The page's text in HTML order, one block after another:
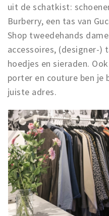
uit de schatkist:
Burberry, een tas van
Shop tweedehands
accessoires, (designer-)
hoedjes en sieraden.
porter en couture ben je
juiste adres.